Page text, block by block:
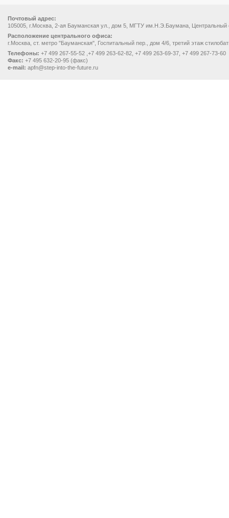
Почтовый адрес:
105005, г.Москва, 2-ая Бауманская ул., дом 5, МГТУ им.Н.Э.Баумана, Центральный
Расположение центрального офиса:
г.Москва, ст. метро "Бауманская", Госпитальный пер., дом 4/6, третий этаж
Телефоны: +7 499 267-55-52 ,+7 499 263-62-82, +7 499 263-69-37, +7 499 267-73-60
Факс: +7 495 632-20-95 (факс)
e-mail: apfn@step-into-the-future.ru